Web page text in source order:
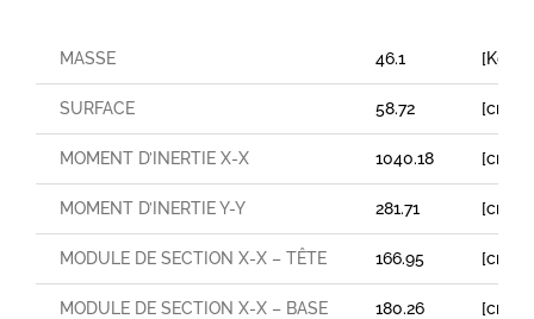
MASSE 46.1 [Kg/
SURFACE 58.72 [cm²]
MOMENT D’INERTIE X-X 1040.18 [cm⁴]
MOMENT D’INERTIE Y-Y 281.71 [cm⁴]
MODULE DE SECTION X-X – TÊTE 166.95 [cm³]
MODULE DE SECTION X-X – BASE 180.26 [cm³]